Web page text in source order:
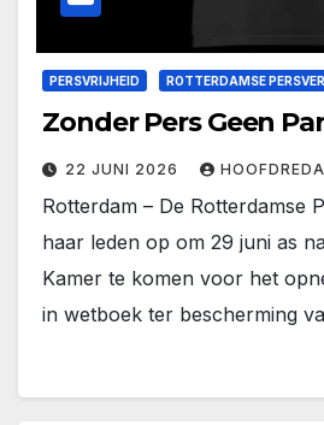
PERSVRIJHEID ROTTERDAMSE
Zonder Pers Geen
22 JUNI 2026
Rotterdam – De Rotterdamse
haar leden op om 29 juni as
Kamer te komen voor het
in wetboek ter bescherming